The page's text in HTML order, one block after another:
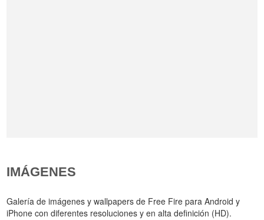
IMÁGENES
Galería de imágenes y wallpapers de Free Fire para Android y
iPhone con diferentes resoluciones y en alta definición (HD).